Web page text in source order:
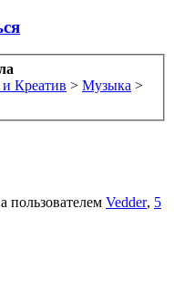
Креатив > Музыка >
пользователем Vedder, 5